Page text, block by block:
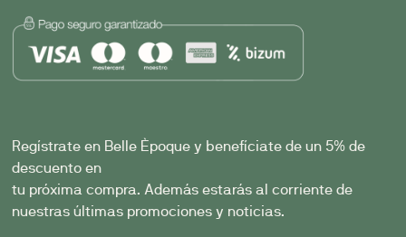
Regístrate en Belle Èpoque y benefíciate de un 5% de
descuento en
tu próxima compra. Además estarás al corriente de
nuestras últimas promociones y noticias.